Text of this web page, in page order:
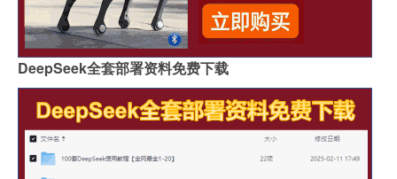
DeepSeek全套部署资料免费下载